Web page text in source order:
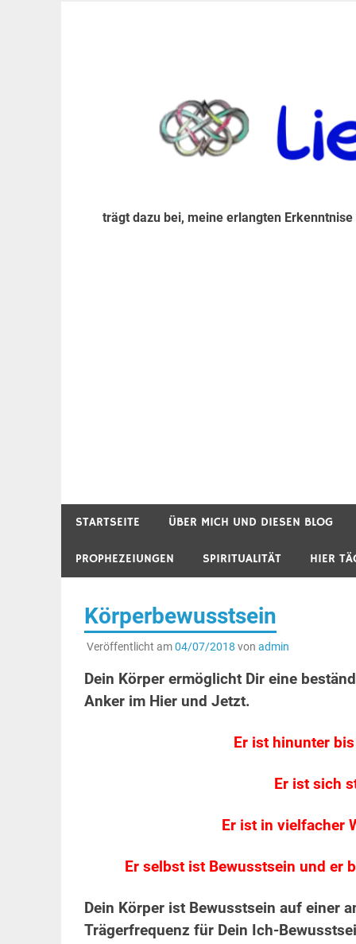
trägt dazu bei, meine erlangten
STARTSEITE ÜBER MICH UND DIESEN BLOG
PROPHEZEIUNGEN SPIRITUALITÄT HIER
Körperbewusstsein
Veröffentlicht am04/07/2018 von admin
Dein Körper ermöglicht Dir eine
Anker im Hier und Jetzt.
Er ist hinunter
Er ist sich
Er ist in vielfacher
Er selbst ist Bewusstsein und er
Dein Körper ist Bewusstsein auf einer
Trägerfrequenz für Dein Ich-